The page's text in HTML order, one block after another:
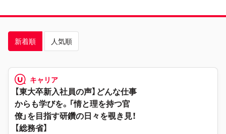
新着順 人気順
キャリア
【東大卒新入社員の声】どんな仕事
からも学びを。「情と理を持つ官
僚」を目指す研鑽の日々を覗き見！
【総務省】